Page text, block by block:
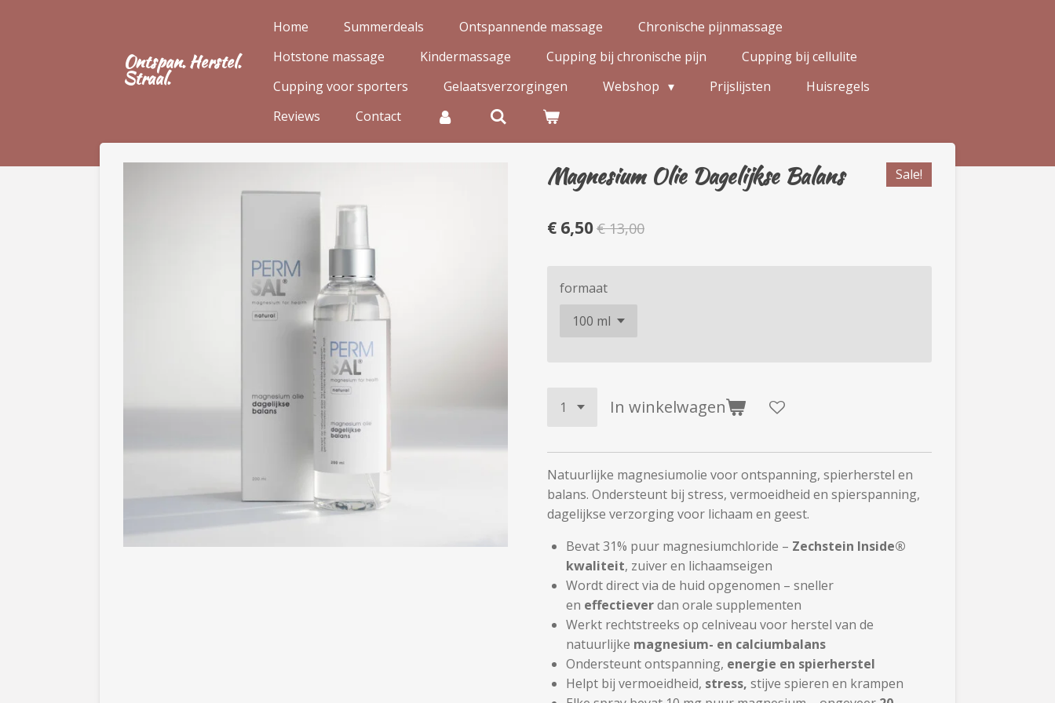
Ontspan. Herstel.
Straal.
Home Summerdeals Ontspannende massage
Chronische pijnmassage
Hotstone massage
Kindermassage Cupping bij chronische pijn
Cupping bij cellulite
Cupping voor sporters
Gelaatsverzorgingen Webshop Prijslijsten
Huisregels
Reviews
Contact
Magnesium Olie Dagelijkse Balans Sale!
€ 6,50€ 13,00
formaat
In winkelwagen
Natuurlijke magnesiumolie voor ontspanning, spierherstel en
balans. Ondersteunt bij stress, vermoeidheid en spierspanning,
dagelijkse verzorging voor lichaam en geest.
Bevat 31% puur magnesiumchloride – Zechstein Inside®
kwaliteit, zuiver en lichaamseigen
Wordt direct via de huid opgenomen – sneller
en effectieverdan orale supplementen
Werkt rechtstreeks op celniveau voor herstel van de
natuurlijke magnesium- en calciumbalans
Ondersteunt ontspanning, energie en spierherstel
Helpt bij vermoeidheid, stress, stijve spieren en krampen